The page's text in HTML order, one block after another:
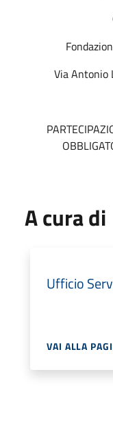
Via Antonio
A cura di
Ufficio
VAI ALLA